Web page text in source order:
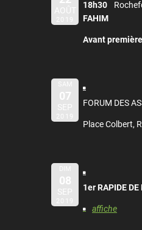
AOÛT
2019
18h30
FAHIM
Avant
SAM
07
SEP
2019
FORUM DES
Place Colbert,
DIM
08
SEP
2019
1er RAPIDE
affiche